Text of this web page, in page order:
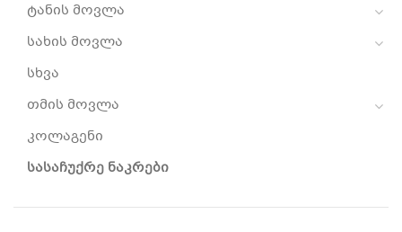
ტანის მოვლა
სახის მოვლა
სხვა
თმის მოვლა
კოლაგენი
სასაჩუქრე ნაკრები